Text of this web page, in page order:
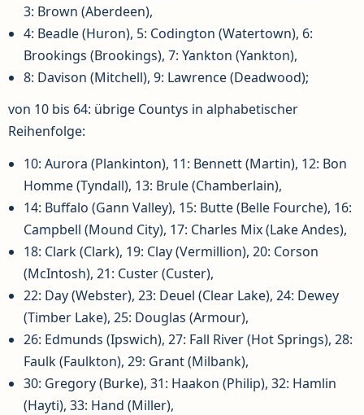
3: Brown (Aberdeen),
4: Beadle (Huron), 5: Codington (Watertown), 6:
Brookings (Brookings), 7: Yankton (Yankton),
8: Davison (Mitchell), 9: Lawrence (Deadwood);
von 10 bis 64: übrige Countys in alphabetischer
Reihenfolge:
10: Aurora (Plankinton), 11: Bennett (Martin), 12: Bon
Homme (Tyndall), 13: Brule (Chamberlain),
14: Buffalo (Gann Valley), 15: Butte (Belle Fourche), 16:
Campbell (Mound City), 17: Charles Mix (Lake Andes),
18: Clark (Clark), 19: Clay (Vermillion), 20: Corson
(McIntosh), 21: Custer (Custer),
22: Day (Webster), 23: Deuel (Clear Lake), 24: Dewey
(Timber Lake), 25: Douglas (Armour),
26: Edmunds (Ipswich), 27: Fall River (Hot Springs), 28:
Faulk (Faulkton), 29: Grant (Milbank),
30: Gregory (Burke), 31: Haakon (Philip), 32: Hamlin
(Hayti), 33: Hand (Miller),